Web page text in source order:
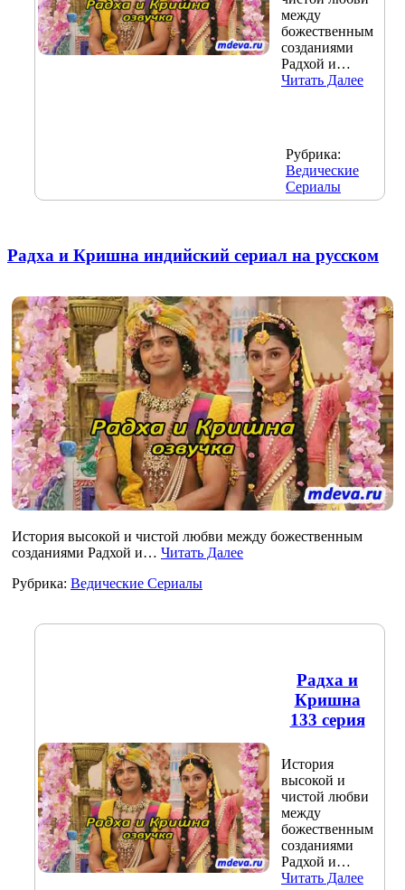
между
божественным
созданиями
Радхой и…
Читать Далее
Рубрика:
Ведические
Сериалы
Радха и Кришна индийский сериал на русском
История высокой и чистой любви между божественным
созданиями Радхой и… Читать Далее
Рубрика: Ведические Сериалы
Радха и
Кришна
133 серия
История
высокой и
чистой любви
между
божественным
созданиями
Радхой и…
Читать Далее